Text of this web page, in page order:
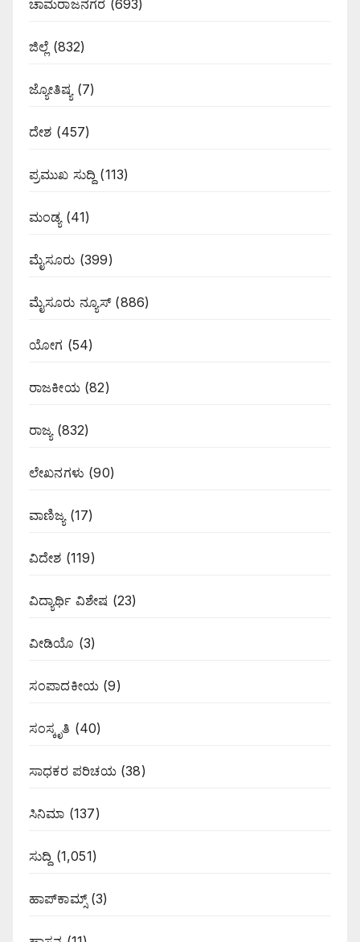
ಚಾಮರಾಜನಗರ (693)
ಜಿಲ್ಲೆ (832)
ಜ್ಯೋತಿಷ್ಯ (7)
ದೇಶ (457)
ಪ್ರಮುಖ ಸುದ್ದಿ (113)
ಮಂಡ್ಯ(41)
ಮೈಸೂರು (399)
ಮೈಸೂರು ನ್ಯೂಸ್(886)
ಯೋಗ (54)
ರಾಜಕೀಯ(82)
ರಾಜ್ಯ(832)
ಲೇಖನಗಳು (90)
ವಾಣಿಜ್ಯ(17)
ವಿದೇಶ (119)
ವಿದ್ಯಾರ್ಥಿ ವಿಶೇಷ (23)
ವೀಡಿಯೊ (3)
ಸಂಪಾದಕೀಯ (9)
ಸಂಸ್ಕೃತಿ (40)
ಸಾಧಕರ ಪರಿಚಯ(38)
ಸಿನಿಮಾ (137)
ಸುದ್ದಿ (1,051)
ಹಾಪ್‌ಕಾಮ್ಸ್‌(3)